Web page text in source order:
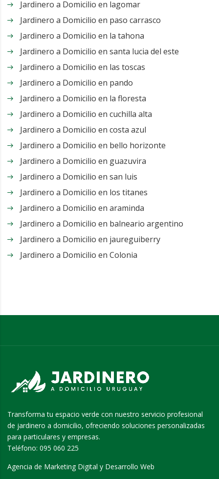
Jardinero a Domicilio en lagomar
Jardinero a Domicilio en paso carrasco
Jardinero a Domicilio en la tahona
Jardinero a Domicilio en santa lucia del este
Jardinero a Domicilio en las toscas
Jardinero a Domicilio en pando
Jardinero a Domicilio en la floresta
Jardinero a Domicilio en cuchilla alta
Jardinero a Domicilio en costa azul
Jardinero a Domicilio en bello horizonte
Jardinero a Domicilio en guazuvira
Jardinero a Domicilio en san luis
Jardinero a Domicilio en los titanes
Jardinero a Domicilio en araminda
Jardinero a Domicilio en balneario argentino
Jardinero a Domicilio en jaureguiberry
Jardinero a Domicilio en Colonia
Transforma tu espacio verde con nuestro servicio profesional
de jardinero a domicilio, ofreciendo soluciones personalizadas
para particulares y empresas.
Teléfono: 095 060 225
Agencia de Marketing Digital y Desarrollo Web